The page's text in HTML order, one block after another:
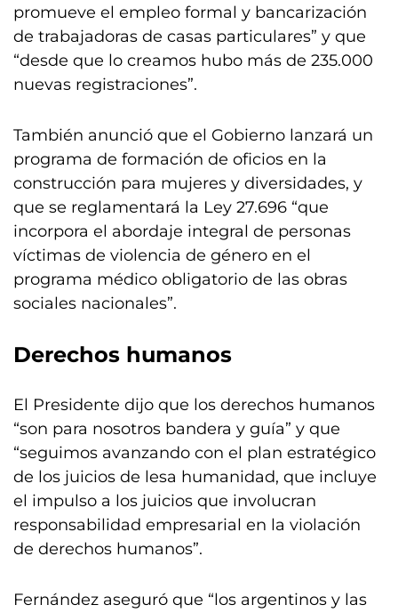
promueve el empleo formal y bancarización
de trabajadoras de casas particulares” y que
“desde que lo creamos hubo más de 235.000
nuevas registraciones”.
También anunció que el Gobierno lanzará un
programa de formación de oficios en la
construcción para mujeres y diversidades, y
que se reglamentará la Ley 27.696 “que
incorpora el abordaje integral de personas
víctimas de violencia de género en el
programa médico obligatorio de las obras
sociales nacionales”.
Derechos humanos
El Presidente dijo que los derechos humanos
“son para nosotros bandera y guía” y que
“seguimos avanzando con el plan estratégico
de los juicios de lesa humanidad, que incluye
el impulso a los juicios que involucran
responsabilidad empresarial en la violación
de derechos humanos”.
Fernández aseguró que “los argentinos y las